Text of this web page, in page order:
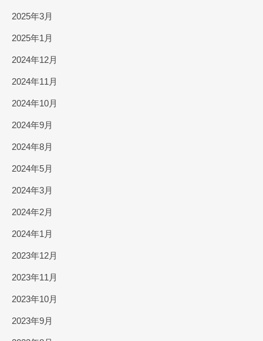
2025年3月
2025年1月
2024年12月
2024年11月
2024年10月
2024年9月
2024年8月
2024年5月
2024年3月
2024年2月
2024年1月
2023年12月
2023年11月
2023年10月
2023年9月